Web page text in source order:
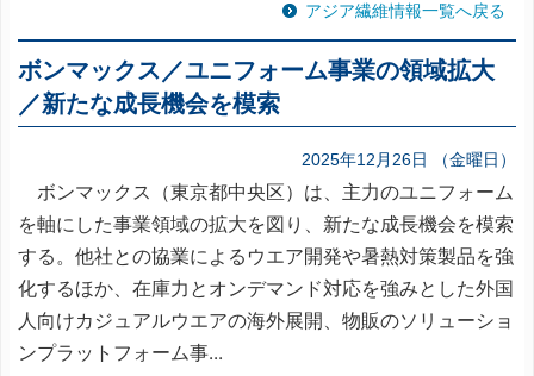
アジア繊維情報一覧へ戻る
ボンマックス／ユニフォーム事業の領域拡大
／新たな成長機会を模索
2025年12月26日 （金曜日）
ボンマックス（東京都中央区）は、主力のユニフォーム
を軸にした事業領域の拡大を図り、新たな成長機会を模索
する。他社との協業によるウエア開発や暑熱対策製品を強
化するほか、在庫力とオンデマンド対応を強みとした外国
人向けカジュアルウエアの海外展開、物販のソリューショ
ンプラットフォーム事...